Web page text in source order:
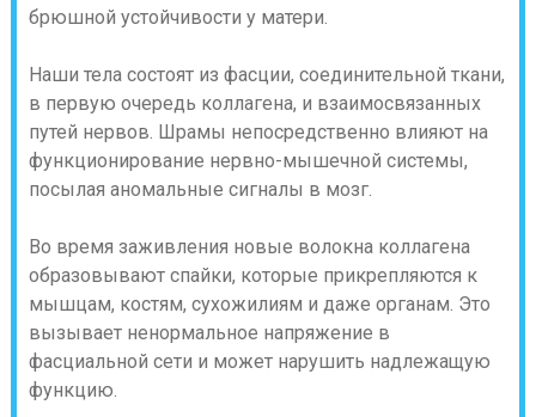
брюшной устойчивости у матери.
Наши тела состоят из фасции, соединительной ткани,
в первую очередь коллагена, и взаимосвязанных
путей нервов. Шрамы непосредственно влияют на
функционирование нервно-мышечной системы,
посылая аномальные сигналы в мозг.
Во время заживления новые волокна коллагена
образовывают спайки, которые прикрепляются к
мышцам, костям, сухожилиям и даже органам. Это
вызывает ненормальное напряжение в
фасциальной сети и может нарушить надлежащую
функцию.